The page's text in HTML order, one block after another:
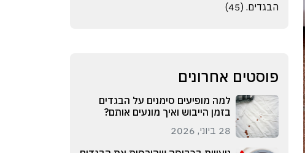
הבגדים. (45)
פוסטים אחרונים
למה מופיעים סימנים על הבגדים
בזמן הייבוש ואיך מונעים אותם?
28 ביוני, 2026